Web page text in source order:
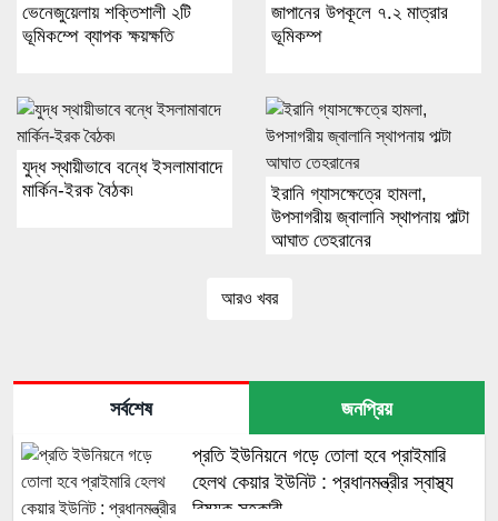
ভেনেজুয়েলায় শক্তিশালী ২টি
ভূমিকম্পে ব্যাপক ক্ষয়ক্ষতি
জাপানের উপকূলে ৭.২ মাত্রার
ভূমিকম্প
যুদ্ধ স্থায়ীভাবে বন্ধে ইসলামাবাদে
মার্কিন-ইরক বৈঠক৷
ইরানি গ্যাসক্ষেত্রে হামলা,
উপসাগরীয় জ্বালানি স্থাপনায় পাল্টা
আঘাত তেহরানের
আরও খবর
সর্বশেষ জনপ্রিয়
প্রতি ইউনিয়নে গড়ে তোলা হবে প্রাইমারি
হেলথ কেয়ার ইউনিট : প্রধানমন্ত্রীর স্বাস্থ্য
বিষয়ক সহকারী